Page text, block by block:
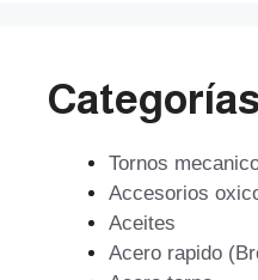
Categorías
Tornos
Accesorios
Aceites
Acero rapido